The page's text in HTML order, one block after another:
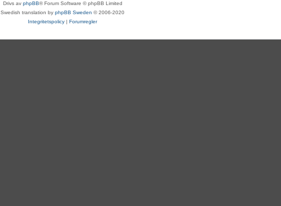
Drivs av phpBB® Forum Software © phpBB Limited
Swedish translation by phpBB Sweden © 2006-2020
Integritetspolicy | Forumregler